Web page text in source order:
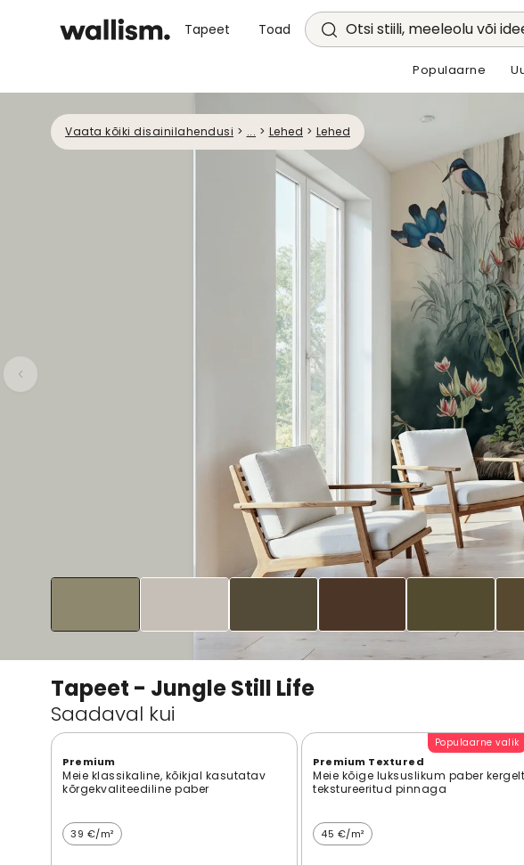
Tapeet Toad Otsi stiili, meeleolu või
Populaarne
Vaata kõiki disainilahendusi > ... > Lehed > Lehed
Tapeet - Jungle Still Life
Saadaval kui
Premium
Meie klassikaline, kõikjal kasutatav
kõrgekvaliteediline paber
39 €/m²
Populaarne valik
Premium Textured
Meie kõige luksuslikum paber kergelt
tekstureeritud pinnaga
45 €/m²